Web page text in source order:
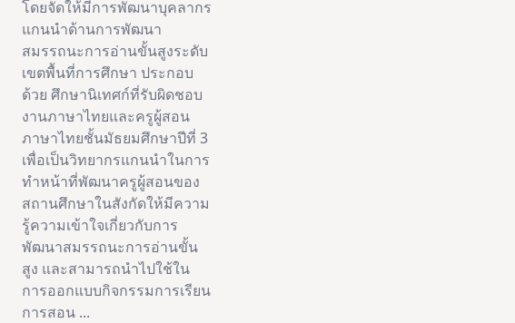
โดยจัดให้มีการพัฒนาบุคลากร
แกนนำด้านการพัฒนา
สมรรถนะการอ่านขั้นสูงระดับ
เขตพื้นที่การศึกษา ประกอบ
ด้วย ศึกษานิเทศก์ที่รับผิดชอบ
งานภาษาไทยและครูผู้สอน
ภาษาไทยชั้นมัธยมศึกษาปีที่ 3
เพื่อเป็นวิทยากรแกนนำในการ
ทำหน้าที่พัฒนาครูผู้สอนของ
สถานศึกษาในสังกัดให้มีความ
รู้ความเข้าใจเกี่ยวกับการ
พัฒนาสมรรถนะการอ่านขั้น
สูง และสามารถนำไปใช้ใน
การออกแบบกิจกรรมการเรียน
การสอน ...